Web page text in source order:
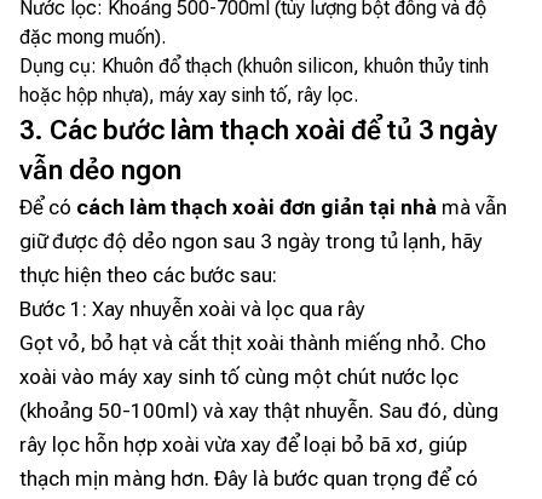
Nước lọc: Khoảng 500-700ml (tùy lượng bột đông và độ
đặc mong muốn).
Dụng cụ: Khuôn đổ thạch (khuôn silicon, khuôn thủy tinh
hoặc hộp nhựa), máy xay sinh tố, rây lọc.
3. Các bước làm thạch xoài để tủ 3 ngày
vẫn dẻo ngon
Để có cách làm thạch xoài đơn giản tại nhà mà vẫn
giữ được độ dẻo ngon sau 3 ngày trong tủ lạnh, hãy
thực hiện theo các bước sau:
Bước 1: Xay nhuyễn xoài và lọc qua rây
Gọt vỏ, bỏ hạt và cắt thịt xoài thành miếng nhỏ. Cho
xoài vào máy xay sinh tố cùng một chút nước lọc
(khoảng 50-100ml) và xay thật nhuyễn. Sau đó, dùng
rây lọc hỗn hợp xoài vừa xay để loại bỏ bã xơ, giúp
thạch mịn màng hơn. Đây là bước quan trọng để có